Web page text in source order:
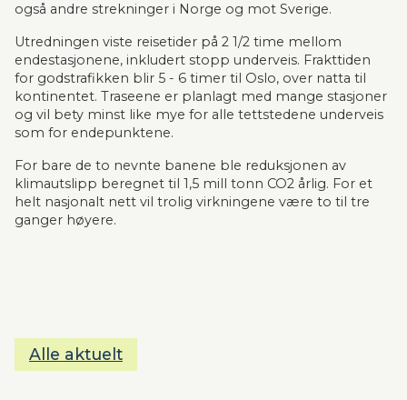
også andre strekninger i Norge og mot Sverige.
Utredningen viste reisetider på 2 1/2 time mellom
endestasjonene, inkludert stopp underveis. Frakttiden
for godstrafikken blir 5 - 6 timer til Oslo, over natta til
kontinentet. Traseene er planlagt med mange stasjoner
og vil bety minst like mye for alle tettstedene underveis
som for endepunktene.
For bare de to nevnte banene ble reduksjonen av
klimautslipp beregnet til 1,5 mill tonn CO2 årlig. For et
helt nasjonalt nett vil trolig virkningene være to til tre
ganger høyere.
Alle aktuelt